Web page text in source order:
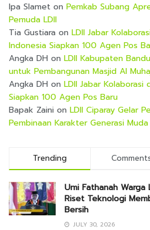
Ipa Slamet on Pemkab Subang
Pemuda LDII
Tia Gustiara on LDII Jabar
Indonesia Siapkan 100 Agen Pos
Angka DH on LDII Kabupaten
untuk Pembangunan Masjid Al
Angka DH on LDII Jabar
Siapkan 100 Agen Pos Baru
Bapak Zaini on LDII Ciparay Gelar
Pembinaan Karakter Generasi Muda
Trending
Umi Fathanah Warga
Riset Teknologi
Bersih
JULY 30, 2026